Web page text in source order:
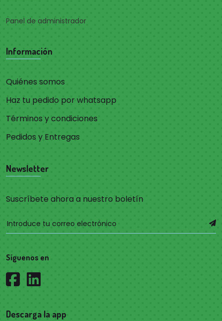
Panel de administrador
Información
Quiénes somos
Haz tu pedido por whatsapp
Términos y condiciones
Pedidos y Entregas
Newsletter
Suscríbete ahora a nuestro boletín
Síguenos en
Descarga la app